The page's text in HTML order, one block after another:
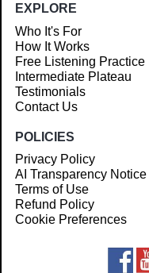
EXPLORE
Who It's For
How It Works
Free Listening Practice
Intermediate Plateau
Testimonials
Contact Us
POLICIES
Privacy Policy
AI Transparency Notice
Terms of Use
Refund Policy
Cookie Preferences